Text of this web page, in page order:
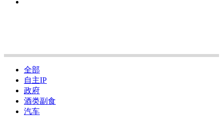
全部
自主IP
政府
酒类副食
汽车